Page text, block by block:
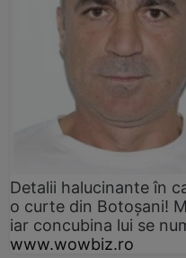
Detalii halucinante în
o curte din Botoșani!
iar concubina lui se
www.wowbiz.ro